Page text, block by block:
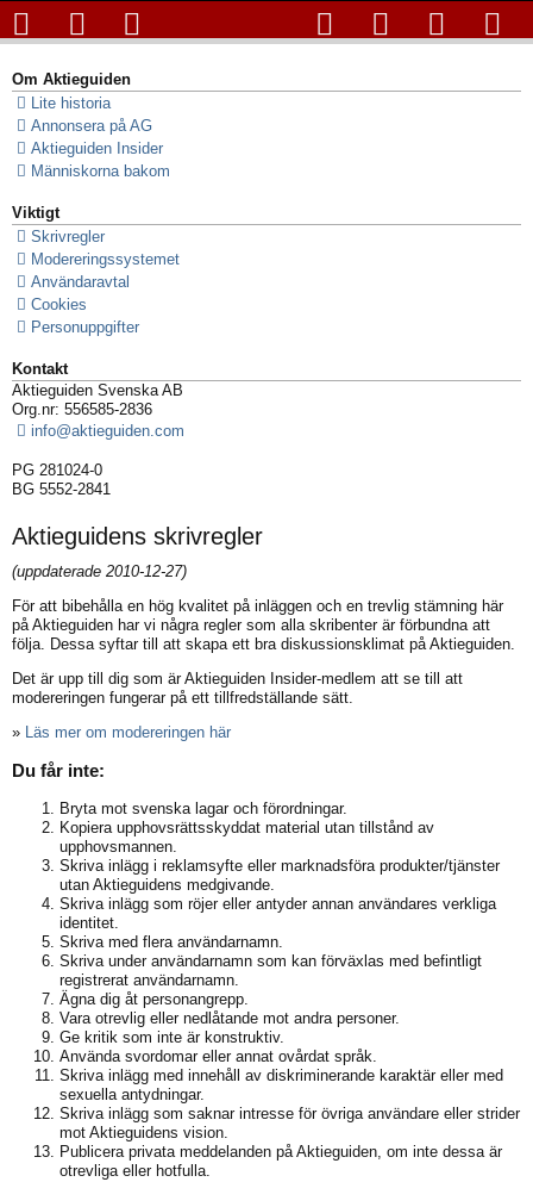
Om Aktieguiden
Lite historia
Annonsera på AG
Aktieguiden Insider
Människorna bakom
Viktigt
Skrivregler
Modereringssystemet
Användaravtal
Cookies
Personuppgifter
Kontakt
Aktieguiden Svenska AB
Org.nr: 556585-2836
info@aktieguiden.com
PG 281024-0
BG 5552-2841
Aktieguidens skrivregler
(uppdaterade 2010-12-27)
För att bibehålla en hög kvalitet på inläggen och en trevlig stämning här
på Aktieguiden har vi några regler som alla skribenter är förbundna att
följa. Dessa syftar till att skapa ett bra diskussionsklimat på Aktieguiden.
Det är upp till dig som är Aktieguiden Insider-medlem att se till att
modereringen fungerar på ett tillfredställande sätt.
»
Läs mer om modereringen här
Du får inte:
Bryta mot svenska lagar och förordningar.
Kopiera upphovsrättsskyddat material utan tillstånd av
upphovsmannen.
Skriva inlägg i reklamsyfte eller marknadsföra produkter/tjänster
utan Aktieguidens medgivande.
Skriva inlägg som röjer eller antyder annan användares verkliga
identitet.
Skriva med flera användarnamn.
Skriva under användarnamn som kan förväxlas med befintligt
registrerat användarnamn.
Ägna dig åt personangrepp.
Vara otrevlig eller nedlåtande mot andra personer.
Ge kritik som inte är konstruktiv.
Använda svordomar eller annat ovårdat språk.
Skriva inlägg med innehåll av diskriminerande karaktär eller med
sexuella antydningar.
Skriva inlägg som saknar intresse för övriga användare eller strider
mot Aktieguidens vision.
Publicera privata meddelanden på Aktieguiden, om inte dessa är
otrevliga eller hotfulla.